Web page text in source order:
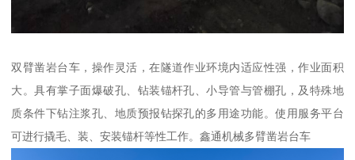
双臂凿岩台车，操作灵活，在隧道作业环境内适应性强，作业面积
大。具有掌子面爆破孔、钻装锚杆孔、小导管与管棚孔，及特殊地
质条件下钻注浆孔、地质预报钻探孔的多用途功能。使用服务平台
可进行撬毛、装、安装锚杆等性工作。鑫通机械多臂凿岩台车